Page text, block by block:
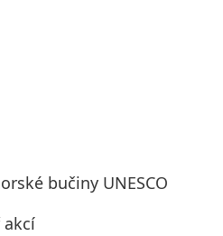
bučiny UNESCO
akcí